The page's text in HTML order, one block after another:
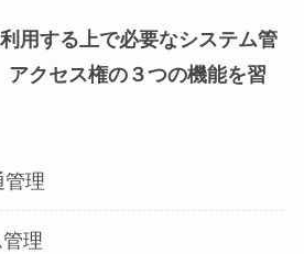
用する上で必要なシステム管
アクセス権の３つの機能を習
管理
理